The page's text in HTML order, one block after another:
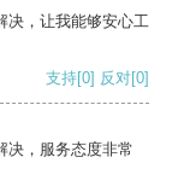
决，让我能够安心工
支持[0] 反对[0]
决，服务态度非常